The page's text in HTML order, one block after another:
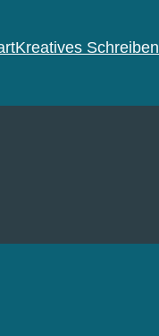
Kreatives Schreiben